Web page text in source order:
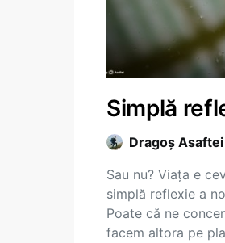
Simplă
Dragoş Asaftei
Sau nu? Viața e
simplă reflexie a
Poate că ne
facem altora pe